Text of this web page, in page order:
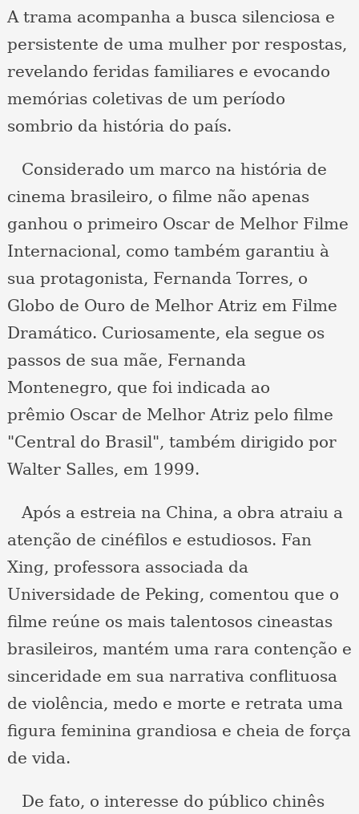
A trama acompanha a busca silenciosa e
persistente de uma mulher por respostas,
revelando feridas familiares e evocando
memórias coletivas de um período
sombrio da história do país.
Considerado um marco na história de
cinema brasileiro, o filme não apenas
ganhou o primeiro Oscar de Melhor Filme
Internacional, como também garantiu à
sua protagonista, Fernanda Torres, o
Globo de Ouro de Melhor Atriz em Filme
Dramático. Curiosamente, ela segue os
passos de sua mãe, Fernanda
Montenegro, que foi indicada ao
prêmio Oscar de Melhor Atriz pelo filme
"Central do Brasil", também dirigido por
Walter Salles, em 1999.
Após a estreia na China, a obra atraiu a
atenção de cinéfilos e estudiosos. Fan
Xing, professora associada da
Universidade de Peking, comentou que o
filme reúne os mais talentosos cineastas
brasileiros, mantém uma rara contenção e
sinceridade em sua narrativa conflituosa
de violência, medo e morte e retrata uma
figura feminina grandiosa e cheia de força
de vida.
De fato, o interesse do público chinês